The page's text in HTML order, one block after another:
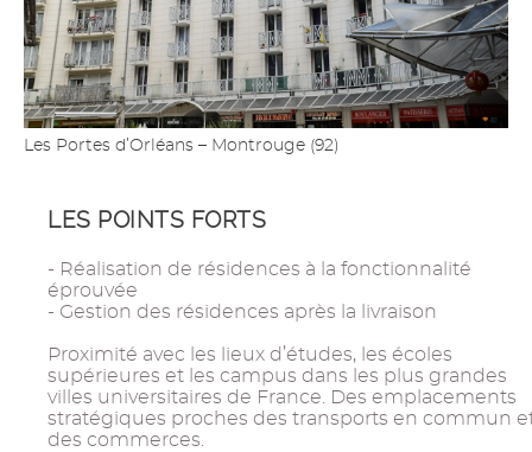
Les Portes d’Orléans – Montrouge (92)
LES POINTS FORTS
- Réalisation de résidences à la fonctionnalité
éprouvée
- Gestion des résidences après la livraison
Proximité avec les lieux d’études, les écoles
supérieures et les campus dans les plus grandes
villes universitaires de France. Des emplacements
stratégiques proches des transports en commun
des commerces.